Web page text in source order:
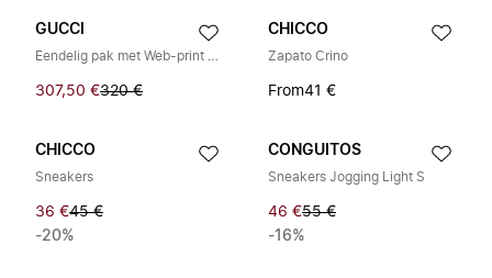
GUCCI
Eendelig pak met Web-print en Drukknopen
307,50 €320 €
CHICCO
Zapato Crino
From41 €
CHICCO
Sneakers
36 €45 €
-20%
CONGUITOS
Sneakers Jogging Light S
46 €55 €
-16%